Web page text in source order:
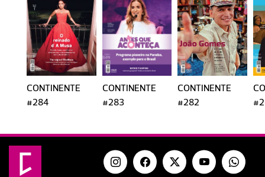
CONTINENTE
#284
CONTINENTE
#283
CONTINENTE
#282